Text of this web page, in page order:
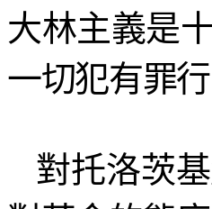
大林主義是
一切犯有罪
對托洛茨